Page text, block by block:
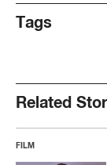
Tags
Related
FILM